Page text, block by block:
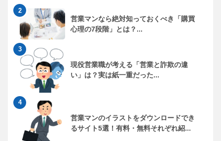
営業マンなら絶対知っておくべき「購買
心理の7段階」とは？...
現役営業職が考える「営業と詐欺の違
い」は？実は紙一重だった...
営業マンのイラストをダウンロードでき
るサイト5選！有料・無料それぞれ紹...